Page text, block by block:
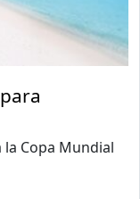
la Copa Mundial